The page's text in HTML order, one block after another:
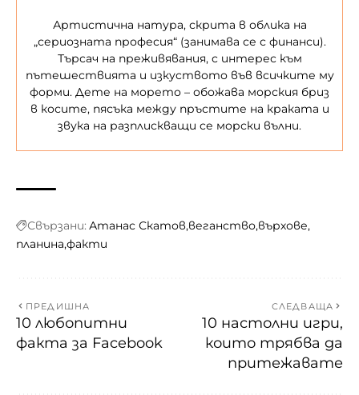
Артистична натура, скрита в облика на
„сериозната професия“ (занимава се с финанси).
Търсач на преживявания, с интерес към
пътешествията и изкуството във всичките му
форми. Дете на морето – обожава морския бриз
в косите, пясъка между пръстите на краката и
звука на разплискващи се морски вълни.
Свързани: Атанас Скатов веганство върхове
планина факти
ПРЕДИШНА
10 любопитни
факта за Facebook
СЛЕДВАЩА
10 настолни игри,
които трябва да
притежавате